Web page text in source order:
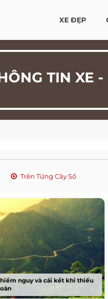
XE ĐẸP
TIN XE
Trên Từng Cây Số
nguy và cái kết khi thiếu